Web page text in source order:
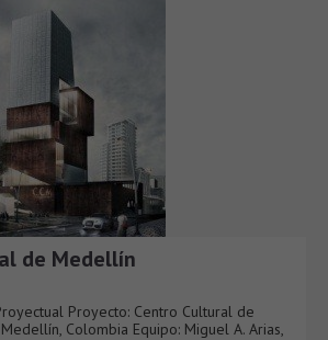
de Medellín
Proyecto: Centro Cultural de
Colombia Equipo: Miguel A. Arias,